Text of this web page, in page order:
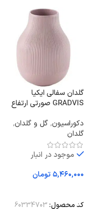
گلدان سفالی ایکیا
GRADVIS صورتی ارتفاع
دکوراسیون, گل و گلدان,
گلدان
موجود در انبار
تومان
کد محصول: 60334703